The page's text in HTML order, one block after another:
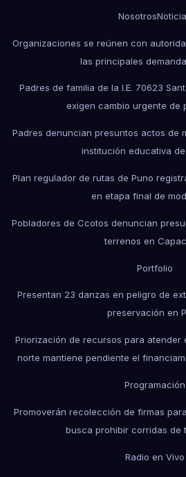
Nosotros
Organizaciones se reúnen con
las principales
Padres de familia de la I.E. 70623
exigen cambio urgente de
Padres denuncian presuntos actos de
institución educativa
Plan regulador de rutas de Puno
en etapa final de
Pobladores de Ccotos denuncian
terrenos en
Portfolio
Presentan 23 danzas en peligro de
preservación en
Priorización de recursos para atender
norte mantiene pendiente el
Programación
Promoverán recolección de firmas
busca prohibir corridas de
Radio en Vivo